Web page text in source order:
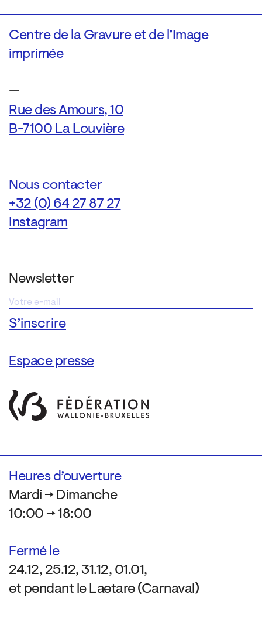
Centre de la Gravure et de l’Image
imprimée
—
Rue des Amours, 10
B-7100 La Louvière
Nous contacter
+32 (0) 64 27 87 27
Instagram
Newsletter
Espace presse
Heures d’ouverture
Mardi → Dimanche
10:00 → 18:00
Fermé le
24.12, 25.12, 31.12, 01.01,
et pendant le Laetare (Carnaval)